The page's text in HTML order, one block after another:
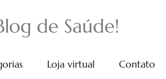
de Saúde!
Loja virtual Contato